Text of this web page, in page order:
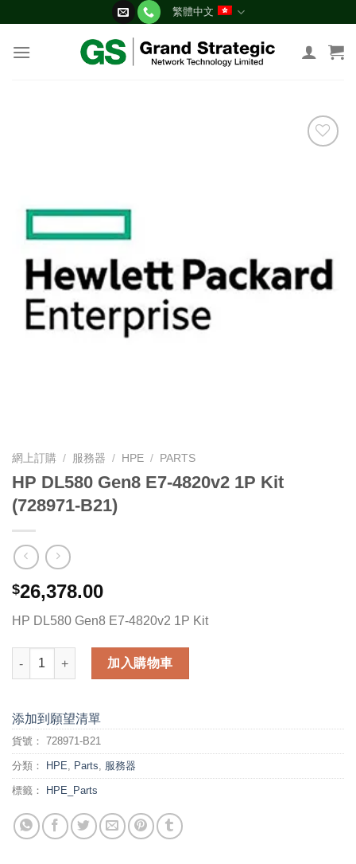
content
繁體中文
網上訂購 / 服務器 / HPE / PARTS
HP DL580 Gen8 E7-4820v2 1P Kit
(728971-B21)
$26,378.00
HP DL580 Gen8 E7-4820v2 1P Kit
HP DL580 Gen8 E7-4820v2 1P Kit (728971-B21) 數量
加入購物車
添加到願望清單
貨號： 728971-B21
分類： HPE, Parts, 服務器
標籤： HPE_Parts